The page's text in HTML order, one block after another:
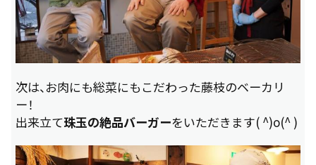
次は、お肉にも総菜にもこだわった藤枝のベーカリ
ー！
出来立て珠玉の絶品バーガーをいただきます( ^)o(^ )